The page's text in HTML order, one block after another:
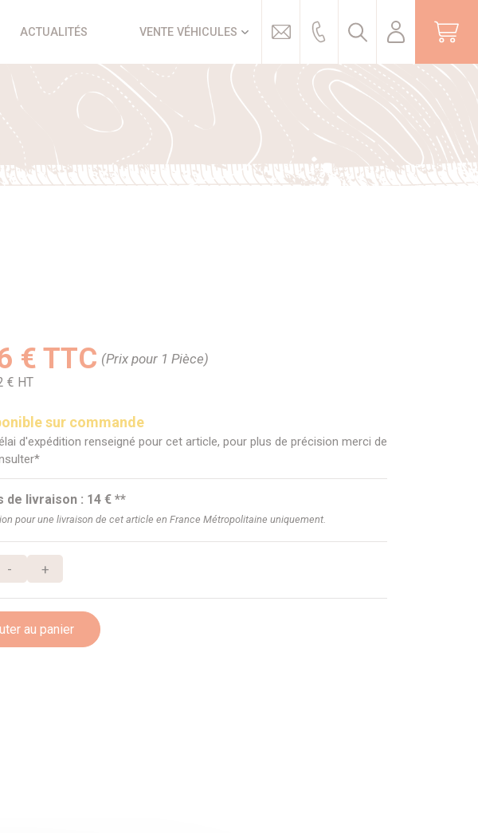
ACTUALITÉS VENTE VÉHICULES
€ TTC (Prix pour 1 Pièce)
€ HT
sur commande
d'expédition renseigné pour cet article, pour plus de précision merci de
de livraison : 14 € **
pour une livraison de cet article en France Métropolitaine uniquement.
- +
au panier